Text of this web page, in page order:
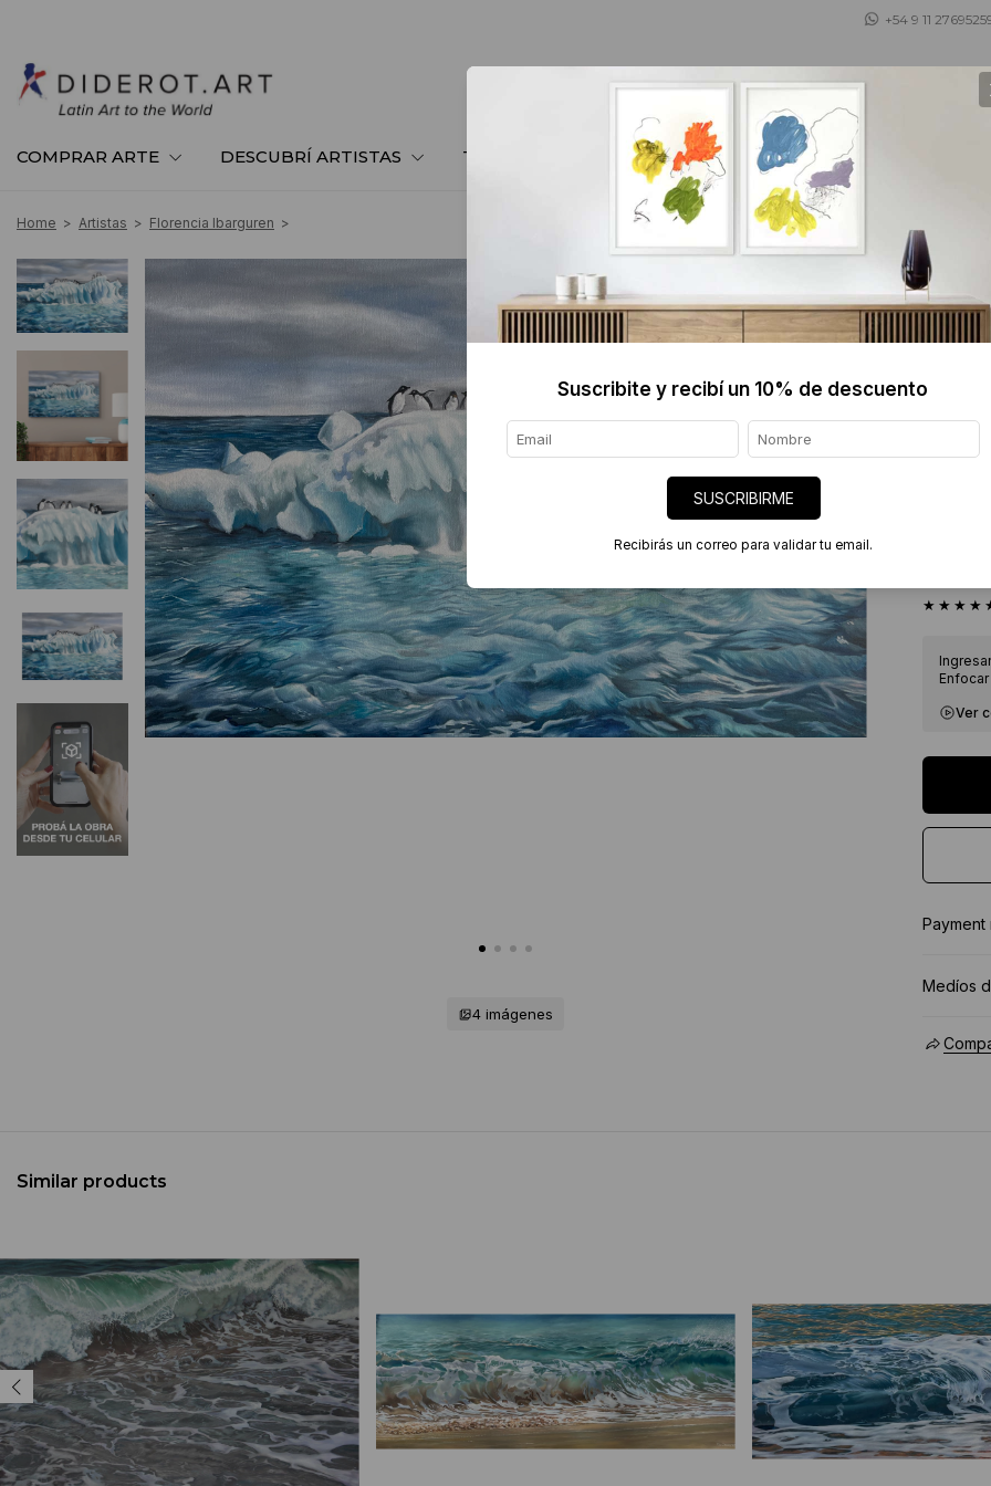
+54 9 11
COMPRAR ARTE DESCUBRÍ ARTISTAS TE ASESORAMOS TIENDA DE OBJETOS
Home > Artistas > Florencia Ibarguren >
4 imágenes
$275
Ver
Ver
Payment
Medíos
Similar products
Suscribite y recibí un 10% de descuento
SUSCRIBIRME
Recibirás un correo para validar tu email.